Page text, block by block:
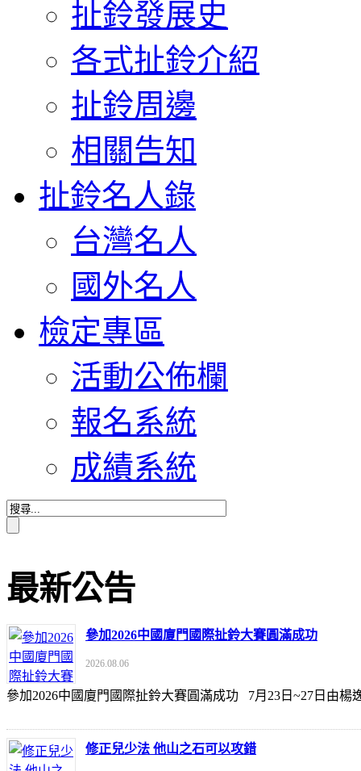
扯鈴發展史
各式扯鈴介紹
扯鈴周邊
相關告知
扯鈴名人錄
台灣名人
國外名人
檢定專區
活動公佈欄
報名系統
成績系統
最新公告
參加2026中國廈門國際扯鈴大賽圓滿成功
2026.08.06
參加2026中國廈門國際扯鈴大賽圓滿成功 7月23日~27日由
修正兒少法 他山之石可以攻錯